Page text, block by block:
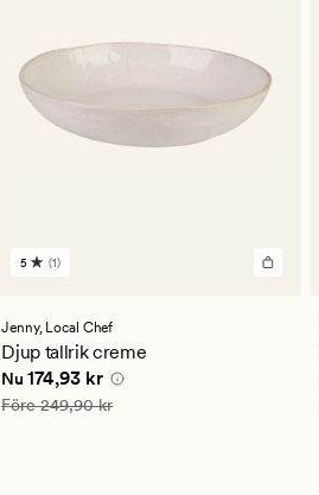
1
ett
genomsnittligt
betyg
på
5
5 (1)
Jenny, Local Chef
Djup tallrik creme
Nuvarande pris
Nu 174,93 kr
Ordinarie pris 249,90 kr
Före249,90 kr